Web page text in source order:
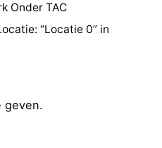
Onder TAC
“Locatie 0” in
geven.